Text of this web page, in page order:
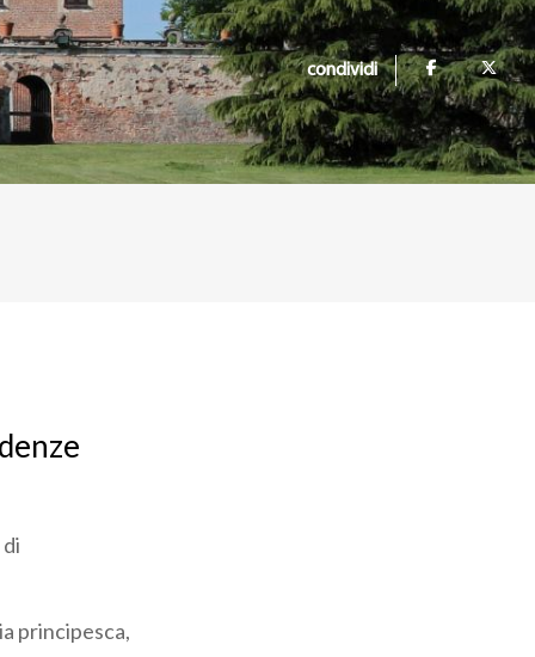
condividi
principesca,